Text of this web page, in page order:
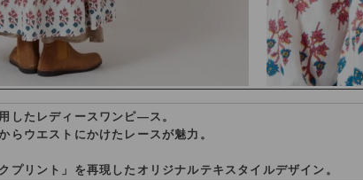
したレディースワンピ―ス。
らウエストにかけたレースが魅力。
プリント」を再現したオリジナルテキスタイルデザイン。